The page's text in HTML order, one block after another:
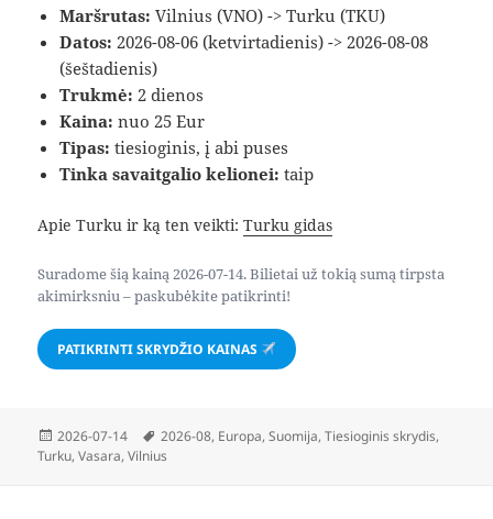
Maršrutas: Vilnius (VNO) -> Turku (TKU)
Datos: 2026-08-06 (ketvirtadienis) -> 2026-08-08
(šeštadienis)
Trukmė: 2 dienos
Kaina: nuo 25 Eur
Tipas: tiesioginis, į abi puses
Tinka savaitgalio kelionei: taip
Apie Turku ir ką ten veikti:Turku gidas
Suradome šią kainą 2026-07-14. Bilietai už tokią sumą tirpsta
akimirksniu – paskubėkite patikrinti!
PATIKRINTI SKRYDŽIO KAINAS
Paskelbta
2026-07-14 Žymos
2026-08, Europa,Suomija,Tiesioginis skrydis,
Turku,Vasara,Vilnius